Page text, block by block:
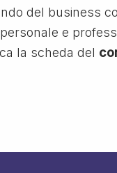
del business
e
la scheda del